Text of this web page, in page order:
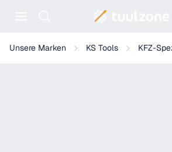
Unsere Marken KS Tools KFZ-
KS Tools 1/4" Bit-Stecknuss für RIBE®-